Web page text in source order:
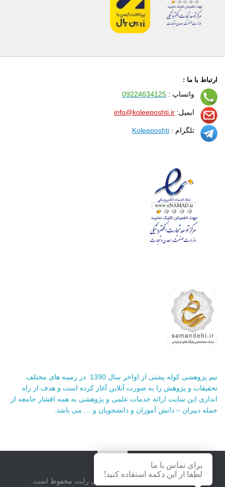
ارتباط با ما :
واتساپ : 09224634125
ایمیل: info@koleeposhti.ir
تلگرام : Koleeposhti
تیم پژوهشی کوله پشتی از اواخر سال 1390 در زمینه های مختلف
تحقیقات و پژوهش را به صورت آنلاین آغاز کرده است و هدف از راه
اندازی این سایت ارائه خدمات علمی و پژوهشی به همه اقشار جامعه از
جمله دبیران – دانش آموزان و دانشجویان و … می باشد.
سایت کوله پشتی © 2026. حق کپی رایت محفوظ است.
برای تماس با ما
لطفا از این دکمه استفاده کنید!